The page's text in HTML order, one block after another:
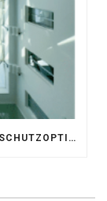
AKUSTIKSEGEL: AKUSTIK- UND SONNENSCHUTZOPTIMIERUNG IM ATRIUM DER UNIVERSITÄT BONN